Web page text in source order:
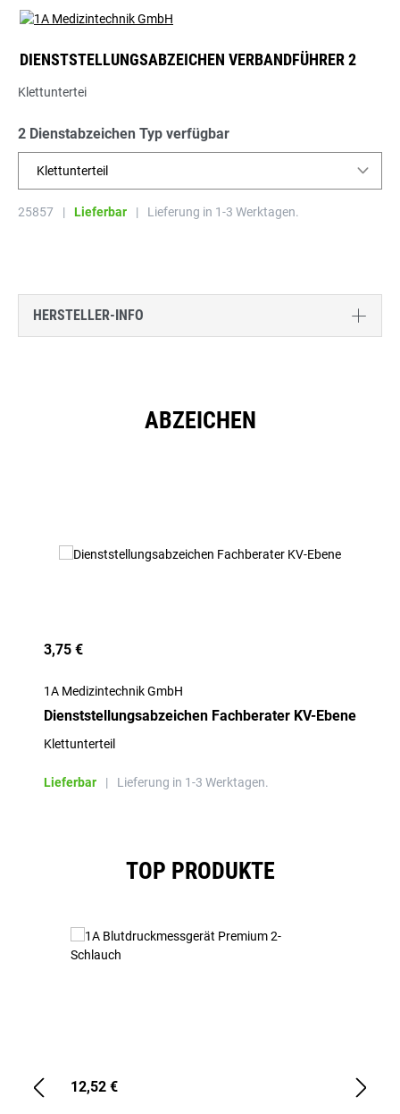
DIENSTSTELLUNGSABZEICHEN VERBANDFÜHRER 2
Klettuntertei
2 Dienstabzeichen Typ verfügbar
Klettunterteil
25857 | Lieferbar | Lieferung in 1-3 Werktagen.
HERSTELLER-INFO
ABZEICHEN
3,75 €
1A Medizintechnik GmbH
Dienststellungsabzeichen Fachberater KV-Ebene
Klettunterteil
Lieferbar | Lieferung in 1-3 Werktagen.
TOP PRODUKTE
12,52 €